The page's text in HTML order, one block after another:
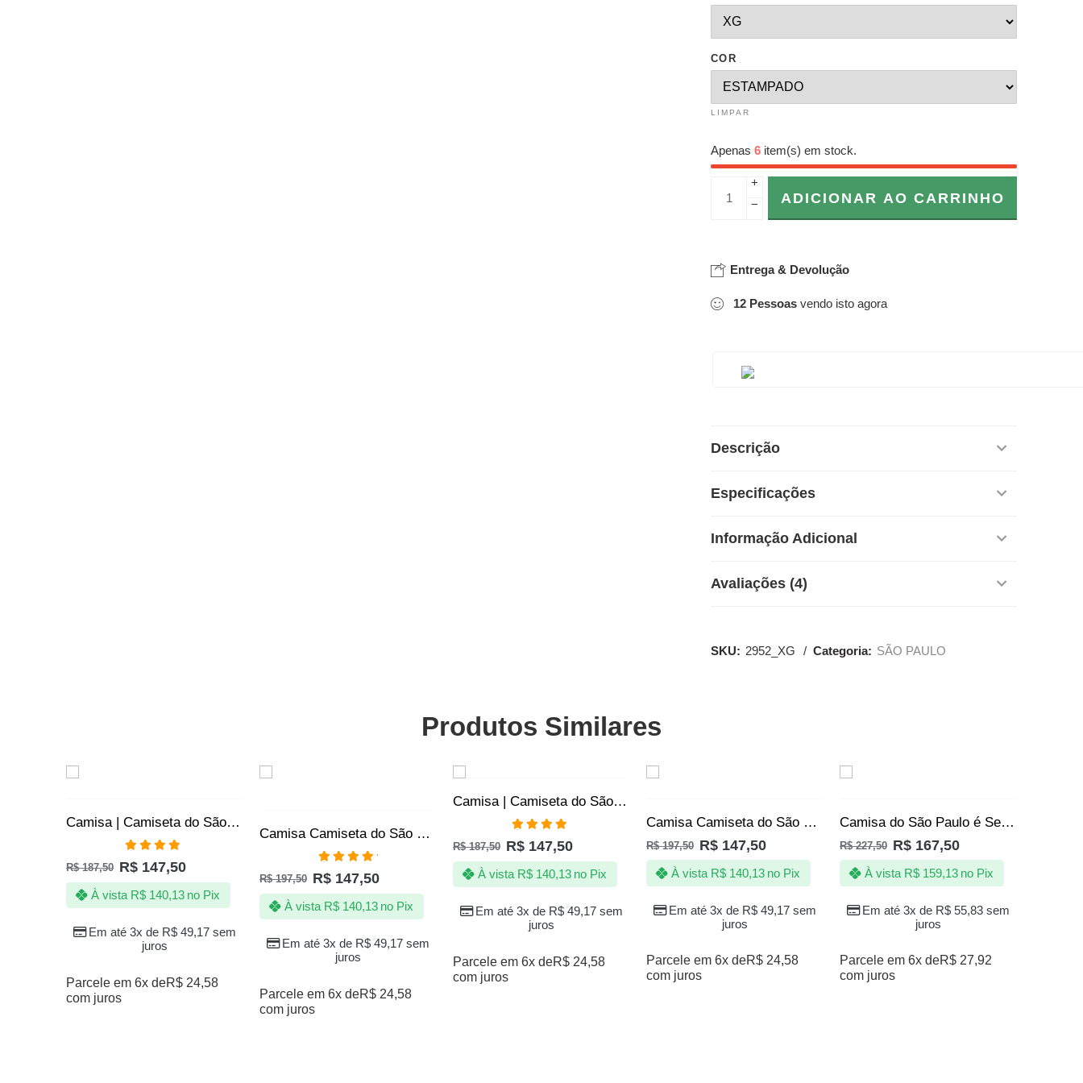
COR
LIMPAR
Apenas 6 item(s) em stock.
+
−
ADICIONAR AO CARRINHO
Entrega & Devolução
12 Pessoas vendo isto agora
Descrição
Especificações
Informação Adicional
Avaliações (4)
SKU: 2952_XG Categoria: SÃO PAULO
Produtos Similares
Camisa | Camiseta do São Paulo SPFC – Noites de Glórias Tricolor – Oficial
Avaliação
4.80de 5
R$187,50 R$ 147,50
Em até 3x de R$ 49,17 sem
juros
À vista R$140,13 no Pix
Parcele em 6x deR$ 24,58
com juros
Camisa Camiseta do São Paulo SPFC – Golpe Insano do Santo Paulo Voadora Imortal – Oficial
Avaliação
5.00de 5
R$197,50 R$ 147,50
Em até 3x de R$ 49,17 sem
juros
À vista R$140,13 no Pix
Parcele em 6x deR$ 24,58
com juros
Camisa | Camiseta do São Paulo FC – Vovô Vibrante – Produto Oficial
Avaliação
4.80de 5
R$187,50 R$ 147,50
Em até 3x de R$ 49,17 sem
juros
À vista R$140,13 no Pix
Parcele em 6x deR$ 24,58
com juros
Camisa Camiseta do São Paulo SPFC Clube da Fé Produto Oficial
R$197,50 R$ 147,50
Em até 3x de R$ 49,17 sem
juros
À vista R$140,13 no Pix
Parcele em 6x deR$ 24,58
com juros
Camisa do São Paulo é Sentimento Batimento Cardíaco Oficial
R$227,50 R$ 167,50
Em até 3x de R$ 55,83 sem
juros
À vista R$159,13 no Pix
Parcele em 6x deR$ 27,92
com juros